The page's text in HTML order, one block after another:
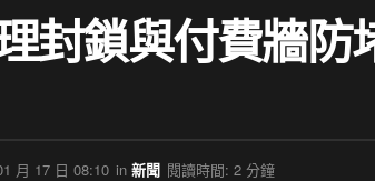
封鎖與付費牆防
月 17 日 08:10 in 新聞 閱讀時間: 2 分鐘